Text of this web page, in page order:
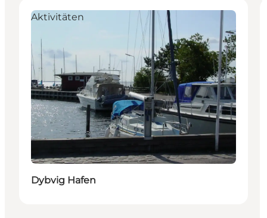
Aktivitäten
Dybvig Hafen